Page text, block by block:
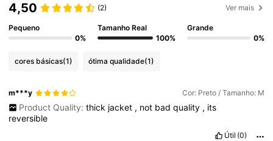
4,50 (2) Ver mais
Pequeno
0%
Tamanho Real
100%
Grande
0%
cores básicas(1) ótima qualidade(1)
m***y Cor: Preto / Tamanho: M
Product Quality: thick jacket , not bad quality , its
reversible
Útil (0)